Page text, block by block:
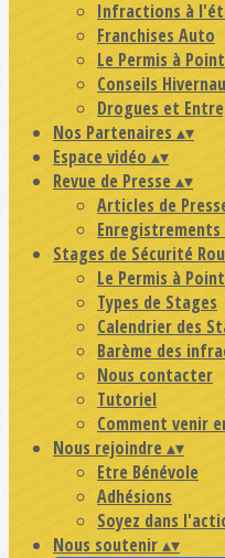
Infractions à
Franchises Auto
Le Permis à
Conseils
Drogues et
Nos Partenaires ▴▾
Espace vidéo ▴▾
Revue de Presse ▴▾
Articles de
Stages de Sécurité
Le Permis à
Types de Stages
Calendrier des
Barème des
Nous contacter
Tutoriel
Comment venir
Nous rejoindre ▴▾
Etre Bénévole
Adhésions
Soyez dans
Nous soutenir▴▾